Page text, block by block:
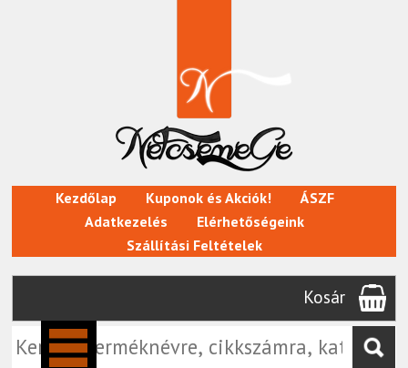
Kezdőlap Kuponok és Akciók!
ÁSZF
Adatkezelés
Elérhetőségeink
Szállítási Feltételek
Kosár